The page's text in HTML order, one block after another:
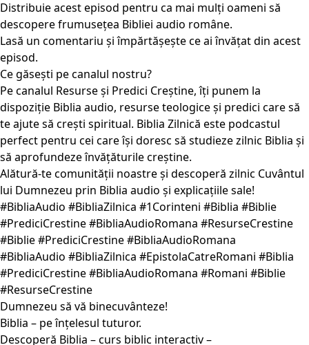
Distribuie acest episod pentru ca mai mulți oameni să
descopere frumusețea Bibliei audio române.
Lasă un comentariu și împărtășește ce ai învățat din acest
episod.
Ce găsești pe canalul nostru?
Pe canalul Resurse și Predici Creștine, îți punem la
dispoziție Biblia audio, resurse teologice și predici care să
te ajute să crești spiritual. Biblia Zilnică este podcastul
perfect pentru cei care își doresc să studieze zilnic Biblia și
să aprofundeze învățăturile creștine.
Alătură-te comunității noastre și descoperă zilnic Cuvântul
lui Dumnezeu prin Biblia audio și explicațiile sale!
#BibliaAudio #BibliaZilnica #1Corinteni #Biblia #Biblie
#PrediciCrestine #BibliaAudioRomana #ResurseCrestine
#Biblie #PrediciCrestine #BibliaAudioRomana
#BibliaAudio #BibliaZilnica #EpistolaCatreRomani #Biblia
#PrediciCrestine #BibliaAudioRomana #Romani #Biblie
#ResurseCrestine
Dumnezeu să vă binecuvânteze!
Biblia – pe înțelesul tuturor.
Descoperă Biblia – curs biblic interactiv –